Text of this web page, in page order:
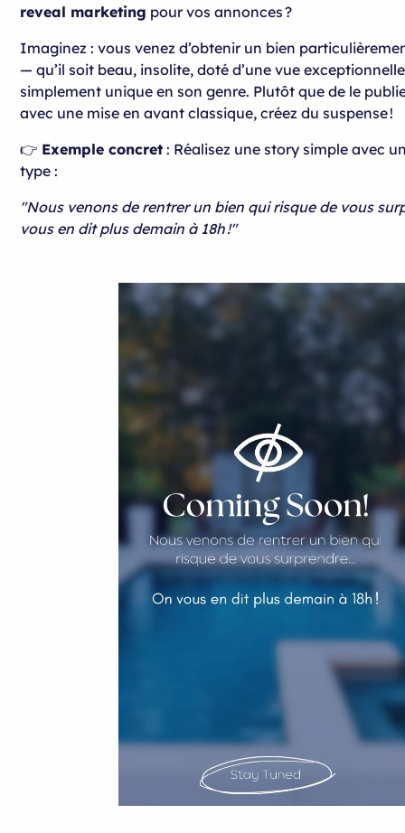
reveal marketing pour vos annonces ?
Imaginez : vous venez d’obtenir un bien
— qu’il soit beau, insolite, doté d’une vue
simplement unique en son genre. Plutôt que de le
avec une mise en avant classique, créez du suspense !
👉 Exemple concret : Réalisez une story simple avec
type :
"Nous venons de rentrer un bien qui risque de vous
vous en dit plus demain à 18h !"